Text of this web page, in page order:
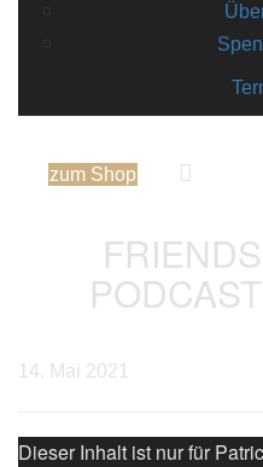
zum Shop
14. Mai 2021
Dieser Inhalt ist nur für